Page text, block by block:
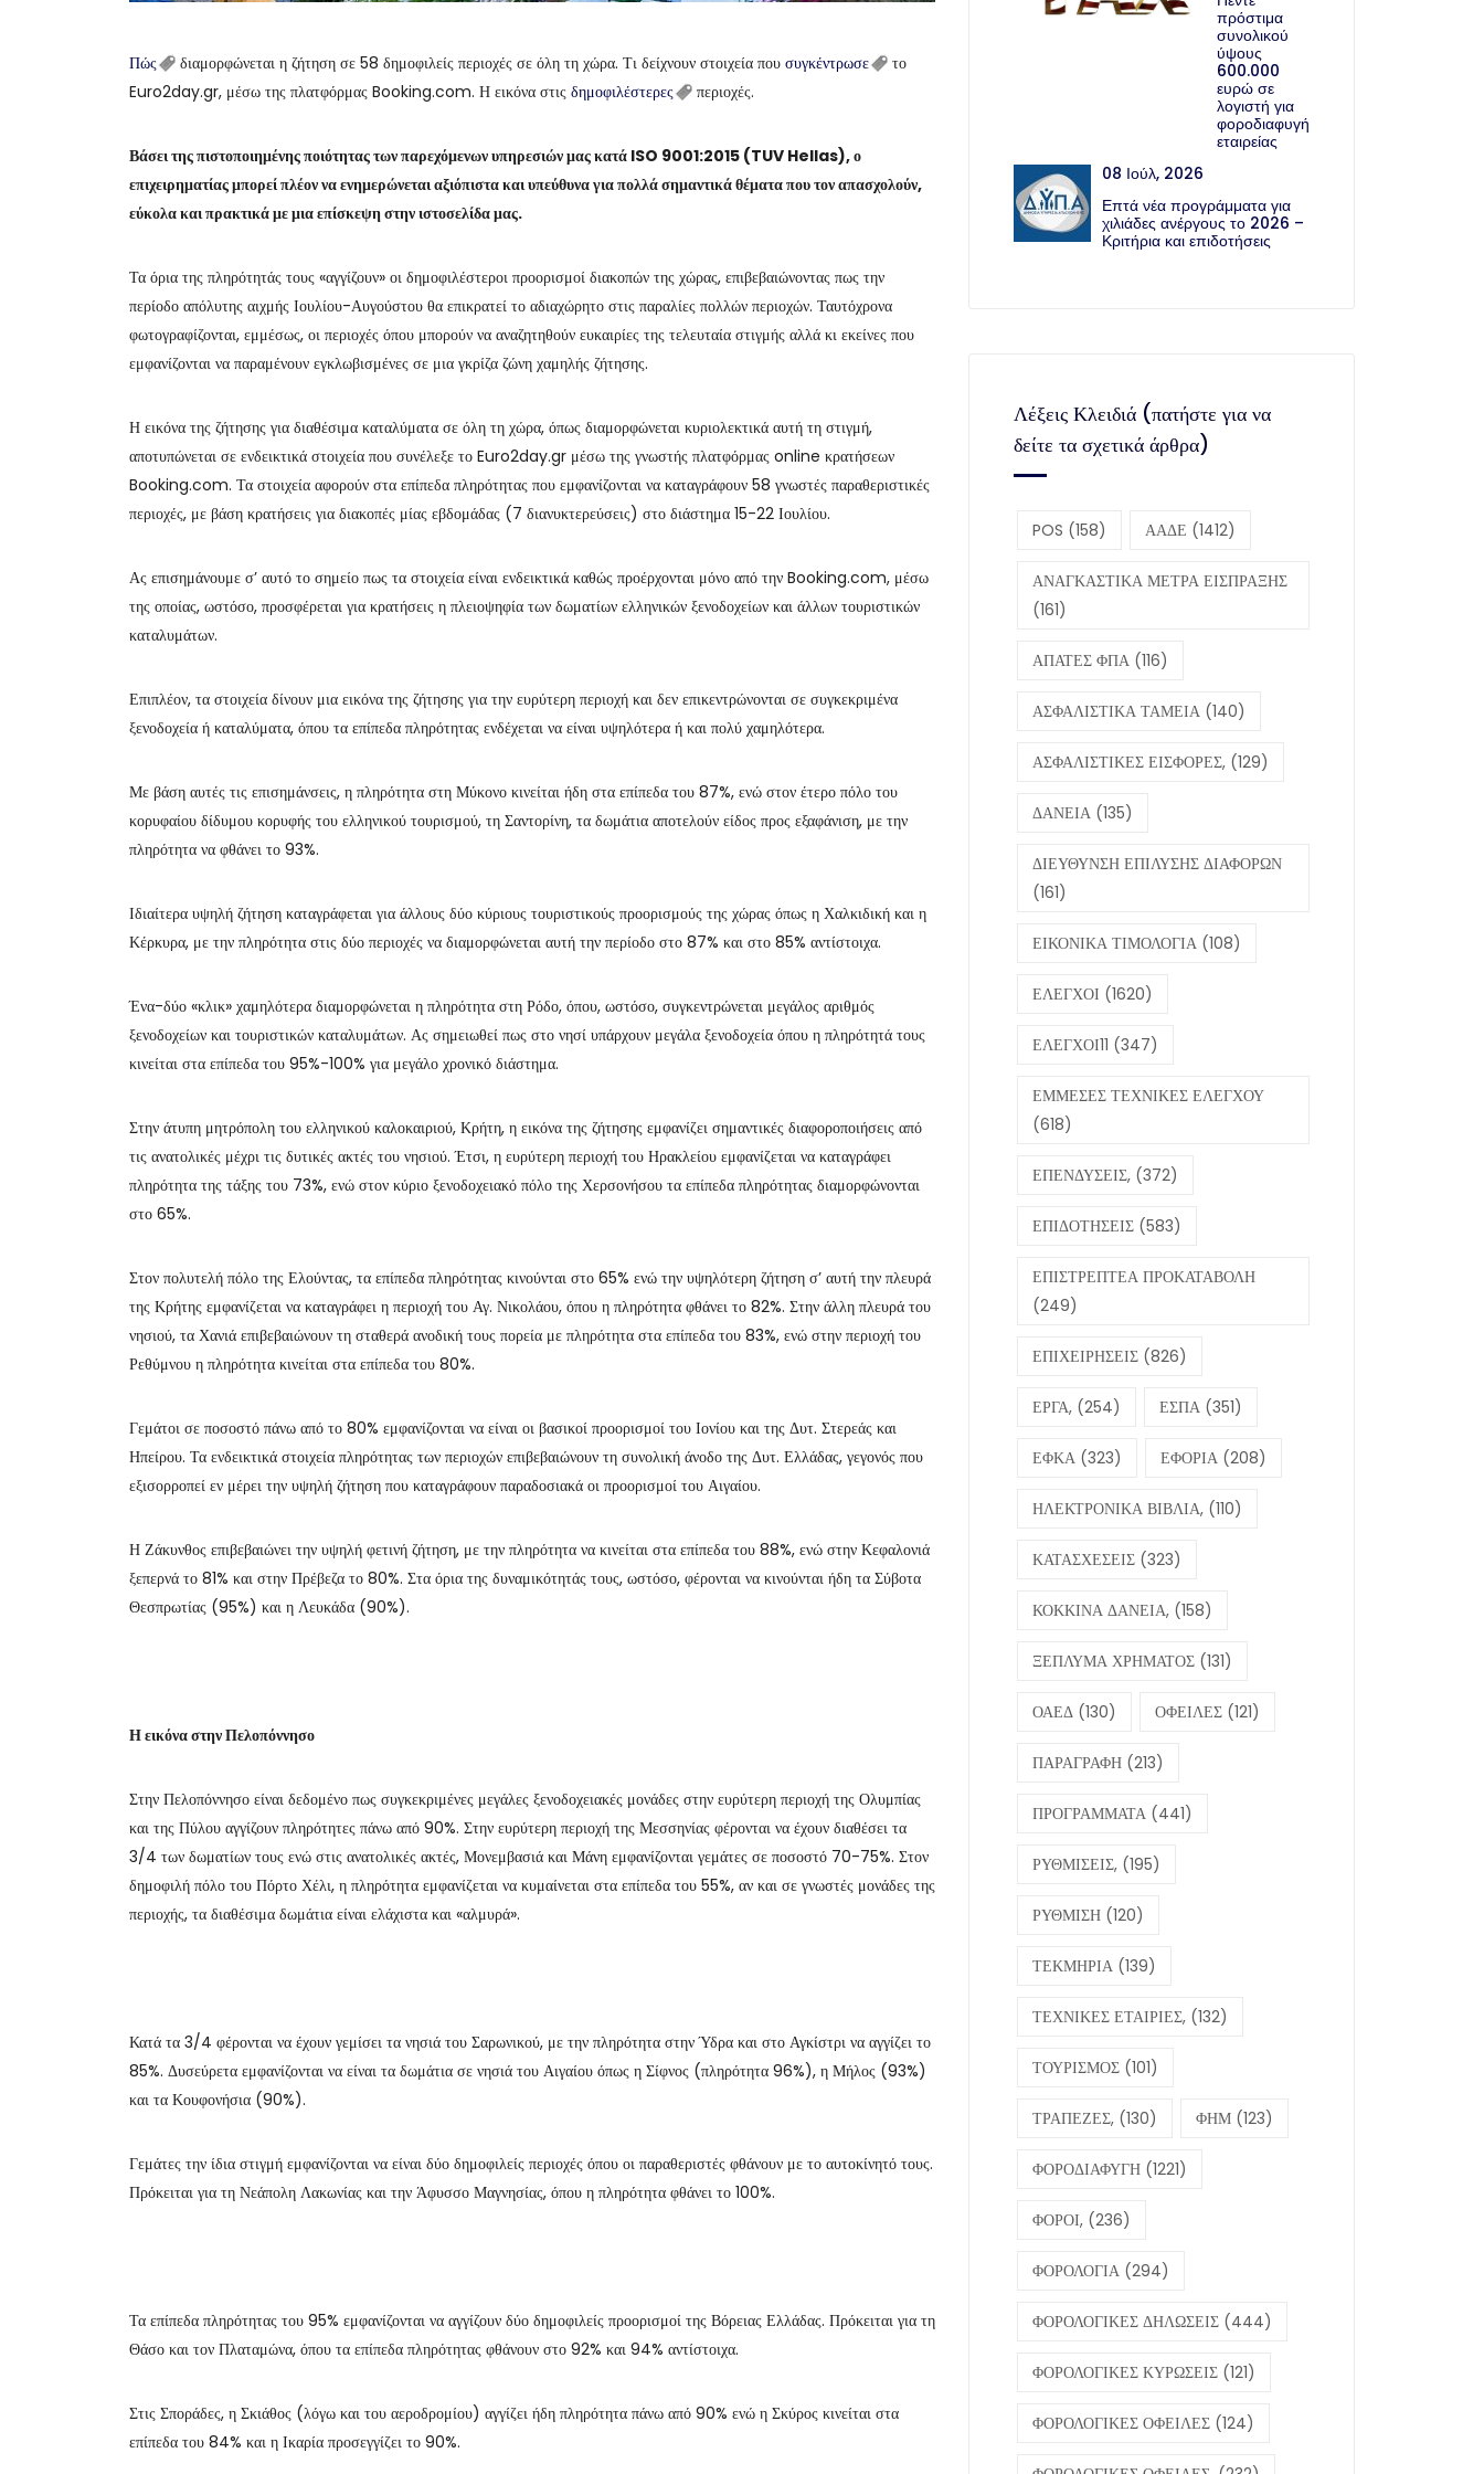
Πώς διαμορφώνεται η ζήτηση σε 58 δημοφιλείς περιοχές σε όλη τη χώρα. Τι δείχνουν στοιχεία που συγκέντρωσε
το
Euro2day.gr, μέσω της πλατφόρμας Booking.com. Η εικόνα στις δημοφιλέστερες περιοχές.
Βάσει της πιστοποιημένης ποιότητας των παρεχόμενων υπηρεσιών μας κατά ISO 9001:2015 (TUV Hellas), ο
επιχειρηματίας μπορεί πλέον να ενημερώνεται αξιόπιστα και υπεύθυνα για πολλά σημαντικά θέματα που τον απασχολούν,
εύκολα και πρακτικά με μια επίσκεψη στην ιστοσελίδα μας.
Τα όρια της πληρότητάς τους «αγγίζουν» οι δημοφιλέστεροι προορισμοί διακοπών της χώρας, επιβεβαιώνοντας πως την
περίοδο απόλυτης αιχμής Ιουλίου-Αυγούστου θα επικρατεί το αδιαχώρητο στις παραλίες πολλών περιοχών. Ταυτόχρονα
φωτογραφίζονται, εμμέσως, οι περιοχές όπου μπορούν να αναζητηθούν ευκαιρίες της τελευταία στιγμής αλλά κι εκείνες που
εμφανίζονται να παραμένουν εγκλωβισμένες σε μια γκρίζα ζώνη χαμηλής ζήτησης.
Η εικόνα της ζήτησης για διαθέσιμα καταλύματα σε όλη τη χώρα, όπως διαμορφώνεται κυριολεκτικά αυτή τη στιγμή,
αποτυπώνεται σε ενδεικτικά στοιχεία που συνέλεξε το Euro2day.gr μέσω της γνωστής πλατφόρμας online κρατήσεων
Booking.com. Τα στοιχεία αφορούν στα επίπεδα πληρότητας που εμφανίζονται να καταγράφουν 58 γνωστές παραθεριστικές
περιοχές, με βάση κρατήσεις για διακοπές μίας εβδομάδας (7 διανυκτερεύσεις) στο διάστημα 15-22 Ιουλίου.
Ας επισημάνουμε σ’ αυτό το σημείο πως τα στοιχεία είναι ενδεικτικά καθώς προέρχονται μόνο από την Booking.com, μέσω
της οποίας, ωστόσο, προσφέρεται για κρατήσεις η πλειοψηφία των δωματίων ελληνικών ξενοδοχείων και άλλων τουριστικών
καταλυμάτων.
Επιπλέον, τα στοιχεία δίνουν μια εικόνα της ζήτησης για την ευρύτερη περιοχή και δεν επικεντρώνονται σε συγκεκριμένα
ξενοδοχεία ή καταλύματα, όπου τα επίπεδα πληρότητας ενδέχεται να είναι υψηλότερα ή και πολύ χαμηλότερα.
Με βάση αυτές τις επισημάνσεις, η πληρότητα στη Μύκονο κινείται ήδη στα επίπεδα του 87%, ενώ στον έτερο πόλο του
κορυφαίου δίδυμου κορυφής του ελληνικού τουρισμού, τη Σαντορίνη, τα δωμάτια αποτελούν είδος προς εξαφάνιση, με την
πληρότητα να φθάνει το 93%.
Ιδιαίτερα υψηλή ζήτηση καταγράφεται για άλλους δύο κύριους τουριστικούς προορισμούς της χώρας όπως η Χαλκιδική και η
Κέρκυρα, με την πληρότητα στις δύο περιοχές να διαμορφώνεται αυτή την περίοδο στο 87% και στο 85% αντίστοιχα.
Ένα-δύο «κλικ» χαμηλότερα διαμορφώνεται η πληρότητα στη Ρόδο, όπου, ωστόσο, συγκεντρώνεται μεγάλος αριθμός
ξενοδοχείων και τουριστικών καταλυμάτων. Ας σημειωθεί πως στο νησί υπάρχουν μεγάλα ξενοδοχεία όπου η πληρότητά τους
κινείται στα επίπεδα του 95%-100% για μεγάλο χρονικό διάστημα.
Στην άτυπη μητρόπολη του ελληνικού καλοκαιριού, Κρήτη, η εικόνα της ζήτησης εμφανίζει σημαντικές διαφοροποιήσεις από
τις ανατολικές μέχρι τις δυτικές ακτές του νησιού. Έτσι, η ευρύτερη περιοχή του Ηρακλείου εμφανίζεται να καταγράφει
πληρότητα της τάξης του 73%, ενώ στον κύριο ξενοδοχειακό πόλο της Χερσονήσου τα επίπεδα πληρότητας διαμορφώνονται
στο 65%.
Στον πολυτελή πόλο της Ελούντας, τα επίπεδα πληρότητας κινούνται στο 65% ενώ την υψηλότερη ζήτηση σ’ αυτή την πλευρά
της Κρήτης εμφανίζεται να καταγράφει η περιοχή του Αγ. Νικολάου, όπου η πληρότητα φθάνει το 82%. Στην άλλη πλευρά του
νησιού, τα Χανιά επιβεβαιώνουν τη σταθερά ανοδική τους πορεία με πληρότητα στα επίπεδα του 83%, ενώ στην περιοχή του
Ρεθύμνου η πληρότητα κινείται στα επίπεδα του 80%.
Γεμάτοι σε ποσοστό πάνω από το 80% εμφανίζονται να είναι οι βασικοί προορισμοί του Ιονίου και της Δυτ. Στερεάς και
Ηπείρου. Τα ενδεικτικά στοιχεία πληρότητας των περιοχών επιβεβαιώνουν τη συνολική άνοδο της Δυτ. Ελλάδας, γεγονός που
εξισορροπεί εν μέρει την υψηλή ζήτηση που καταγράφουν παραδοσιακά οι προορισμοί του Αιγαίου.
Η Ζάκυνθος επιβεβαιώνει την υψηλή φετινή ζήτηση, με την πληρότητα να κινείται στα επίπεδα του 88%, ενώ στην Κεφαλονιά
ξεπερνά το 81% και στην Πρέβεζα το 80%. Στα όρια της δυναμικότητάς τους, ωστόσο, φέρονται να κινούνται ήδη τα Σύβοτα
Θεσπρωτίας (95%) και η Λευκάδα (90%).
Η εικόνα στην Πελοπόννησο
Στην Πελοπόννησο είναι δεδομένο πως συγκεκριμένες μεγάλες ξενοδοχειακές μονάδες στην ευρύτερη περιοχή της Ολυμπίας
και της Πύλου αγγίζουν πληρότητες πάνω από 90%. Στην ευρύτερη περιοχή της Μεσσηνίας φέρονται να έχουν διαθέσει τα
3/4 των δωματίων τους ενώ στις ανατολικές ακτές, Μονεμβασιά και Μάνη εμφανίζονται γεμάτες σε ποσοστό 70-75%. Στον
δημοφιλή πόλο του Πόρτο Χέλι, η πληρότητα εμφανίζεται να κυμαίνεται στα επίπεδα του 55%, αν και σε γνωστές μονάδες της
περιοχής, τα διαθέσιμα δωμάτια είναι ελάχιστα και «αλμυρά».
Κατά τα 3/4 φέρονται να έχουν γεμίσει τα νησιά του Σαρωνικού, με την πληρότητα στην Ύδρα και στο Αγκίστρι να αγγίζει το
85%. Δυσεύρετα εμφανίζονται να είναι τα δωμάτια σε νησιά του Αιγαίου όπως η Σίφνος (πληρότητα 96%), η Μήλος (93%)
και τα Κουφονήσια (90%).
Γεμάτες την ίδια στιγμή εμφανίζονται να είναι δύο δημοφιλείς περιοχές όπου οι παραθεριστές φθάνουν με το αυτοκίνητό τους.
Πρόκειται για τη Νεάπολη Λακωνίας και την Άφυσσο Μαγνησίας, όπου η πληρότητα φθάνει το 100%.
Τα επίπεδα πληρότητας του 95% εμφανίζονται να αγγίζουν δύο δημοφιλείς προορισμοί της Βόρειας Ελλάδας. Πρόκειται για τη
Θάσο και τον Πλαταμώνα, όπου τα επίπεδα πληρότητας φθάνουν στο 92% και 94% αντίστοιχα.
Στις Σποράδες, η Σκιάθος (λόγω και του αεροδρομίου) αγγίζει ήδη πληρότητα πάνω από 90% ενώ η Σκύρος κινείται στα
επίπεδα του 84% και η Ικαρία προσεγγίζει το 90%.
πρόστιμα
συνολικού
ύψους
600.000
ευρώ σε
λογιστή για
φοροδιαφυγή
εταιρείας
08 Ιούλ, 2026
Επτά νέα προγράμματα για
χιλιάδες ανέργους το 2026 –
Κριτήρια και επιδοτήσεις
Λέξεις Κλειδιά (πατήστε για να
δείτε τα σχετικά άρθρα)
POS (158) ΑΑΔΕ (1412)
ΑΝΑΓΚΑΣΤΙΚΑ ΜΕΤΡΑ ΕΙΣΠΡΑΞΗΣ
(161)
ΑΠΑΤΕΣ ΦΠΑ (116)
ΑΣΦΑΛΙΣΤΙΚΑ ΤΑΜΕΙΑ (140)
ΑΣΦΑΛΙΣΤΙΚΕΣ ΕΙΣΦΟΡΕΣ, (129)
ΔΑΝΕΙΑ (135)
ΔΙΕΥΘΥΝΣΗ ΕΠΙΛΥΣΗΣ ΔΙΑΦΟΡΩΝ
(161)
ΕΙΚΟΝΙΚΑ ΤΙΜΟΛΟΓΙΑ (108)
ΕΛΕΓΧΟΙ (1620)
ΕΛΕΓΧΟΙ11 (347)
ΕΜΜΕΣΕΣ ΤΕΧΝΙΚΕΣ ΕΛΕΓΧΟΥ
(618)
ΕΠΕΝΔΥΣΕΙΣ, (372)
ΕΠΙΔΟΤΗΣΕΙΣ (583)
ΕΠΙΣΤΡΕΠΤΕΑ ΠΡΟΚΑΤΑΒΟΛΗ
(249)
ΕΠΙΧΕΙΡΗΣΕΙΣ (826)
ΕΡΓΑ, (254) ΕΣΠΑ (351)
ΕΦΚΑ (323) ΕΦΟΡΙΑ (208)
ΗΛΕΚΤΡΟΝΙΚΑ ΒΙΒΛΙΑ, (110)
ΚΑΤΑΣΧΕΣΕΙΣ (323)
ΚΟΚΚΙΝΑ ΔΑΝΕΙΑ, (158)
ΞΕΠΛΥΜΑ ΧΡΗΜΑΤΟΣ (131)
ΟΑΕΔ (130) ΟΦΕΙΛΕΣ (121)
ΠΑΡΑΓΡΑΦΗ (213)
ΠΡΟΓΡΑΜΜΑΤΑ (441)
ΡΥΘΜΙΣΕΙΣ, (195)
ΡΥΘΜΙΣΗ (120)
ΤΕΚΜΗΡΙΑ (139)
ΤΕΧΝΙΚΕΣ ΕΤΑΙΡΙΕΣ, (132)
ΤΟΥΡΙΣΜΟΣ (101)
ΤΡΑΠΕΖΕΣ, (130) ΦΗΜ (123)
ΦΟΡΟΔΙΑΦΥΓΗ (1221)
ΦΟΡΟΙ, (236)
ΦΟΡΟΛΟΓΙΑ (294)
ΦΟΡΟΛΟΓΙΚΕΣ ΔΗΛΩΣΕΙΣ (444)
ΦΟΡΟΛΟΓΙΚΕΣ ΚΥΡΩΣΕΙΣ (121)
ΦΟΡΟΛΟΓΙΚΕΣ ΟΦΕΙΛΕΣ (124)